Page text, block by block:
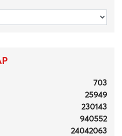
703
25949
230143
940552
24042063